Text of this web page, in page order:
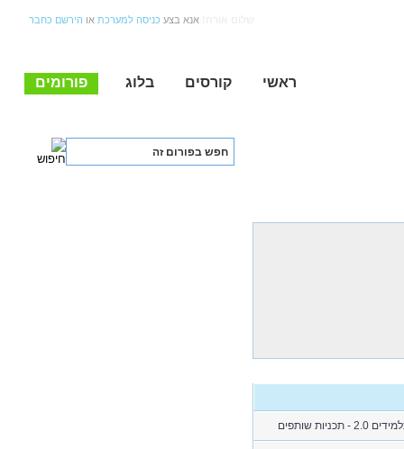
אנא בצע כניסה למערכת או הירשם כחבר
פורומים בלוג קורסים ראשי
2.0 - תכניות שותפים